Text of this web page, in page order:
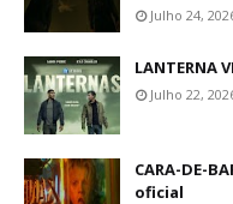
Julho 24,
LANTERNA
Julho 22,
CARA-DE-
oficial